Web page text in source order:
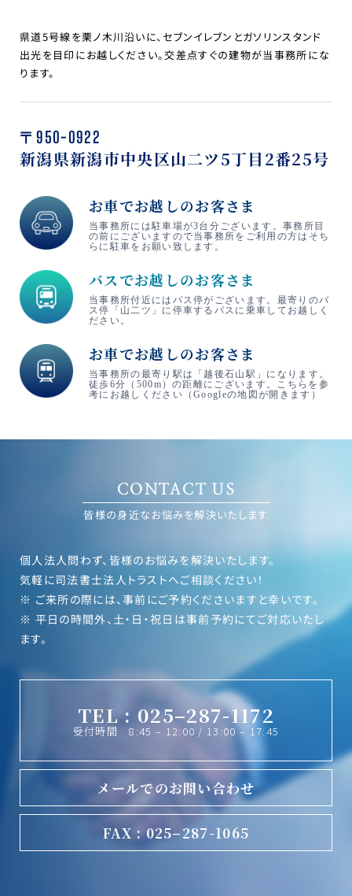
県道5号線を栗ノ木川沿いに、セブンイレブンとガソリンスタンド
出光を目印にお越しください。交差点すぐの建物が当事務所にな
ります。
〒950-0922
新潟県新潟市中央区山二ツ5丁目2番25号
お車でお越しのお客さま
当事務所には駐車場が3台分ございます。事務所目
の前にございますので当事務所をご利用の方はそち
らに駐車をお願い致します。
バスでお越しのお客さま
当事務所付近にはバス停がございます。最寄りのバ
ス停「山二ツ」に停車するバスに乗車してお越しく
ださい。
お車でお越しのお客さま
当事務所の最寄り駅は「越後石山駅」になります。
徒歩6分（500m）の距離にございます。こちらを参
考にお越しください（Googleの地図が開きます）
CONTACT US
皆様の身近なお悩みを解決いたします
個人法人問わず、皆様のお悩みを解決いたします。
気軽に司法書士法人トラストへご相談ください！
※ ご来所の際には、事前にご予約くださいますと幸いです。
※ 平日の時間外、土・日・祝日は事前予約にてご対応いたし
ます。
TEL : 025–287-1172
受付時間 8:45 – 12:00 / 13:00 – 17:45
メールでのお問い合わせ
FAX : 025–287-1065